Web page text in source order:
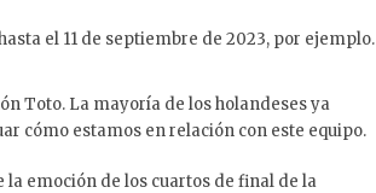
el 11 de septiembre de 2023, por ejemplo.
Toto. La mayoría de los holandeses ya
cómo estamos en relación con este equipo.
emoción de los cuartos de final de la